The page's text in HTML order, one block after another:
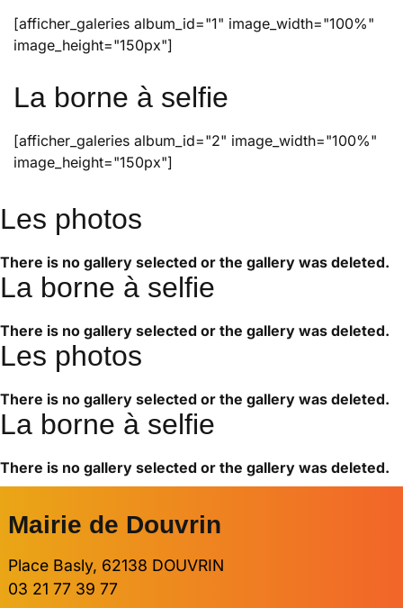
[afficher_galeries album_id="1" image_width="100%"
image_height="150px"]
La borne à selfie
[afficher_galeries album_id="2" image_width="100%"
image_height="150px"]
Les photos
There is no gallery selected or the gallery was deleted.
La borne à selfie
There is no gallery selected or the gallery was deleted.
Les photos
There is no gallery selected or the gallery was deleted.
La borne à selfie
There is no gallery selected or the gallery was deleted.
Mairie de Douvrin
Place Basly, 62138 DOUVRIN
03 21 77 39 77